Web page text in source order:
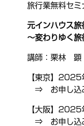
旅行業無料セミ
元インハウス旅
～変わりゆく旅
講師：栗林 顕
【東京】
⇒ お申し込
【大阪】
⇒ お申し込